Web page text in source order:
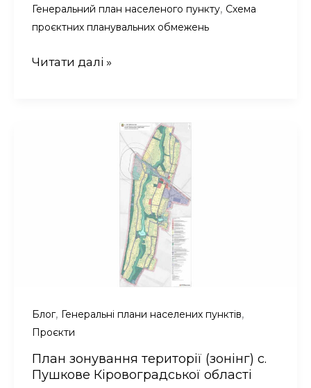
Генеральний план населеного пункту, Схема
проєктних планувальних обмежень
Генеральний
Дніпровського
Дніпропетровської
Читати далі »
Блог, Генеральні плани населених пунктів,
Проєкти
План зонування території (зонінг) с.
Пушкове Кіровоградської області